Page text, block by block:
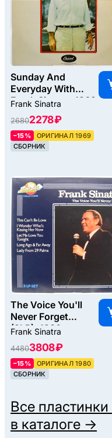
Sunday And
Everyday With
Frank Sinatra, 1969
Frank Sinatra
26802278 ₽
–15%
ОРИГИНАЛ 1969
СБОРНИК
The Voice You'll
Never Forget
(2LP), 1980
Frank Sinatra
44803808 ₽
–15%
ОРИГИНАЛ 1980
СБОРНИК
Все пластинки
в каталоге →